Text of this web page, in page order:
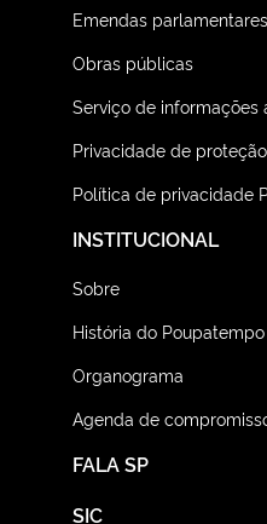
Emendas parlamentares
Obras públicas
Serviço de informações
Privacidade de
Política de privacidade
FALA SP
INSTITUCIONAL
Sobre
História do Poupatempo
Organograma
Agenda de
SIC